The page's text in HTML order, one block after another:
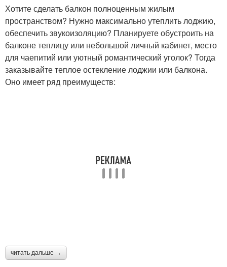
Хотите сделать балкон полноценным жилым
пространством? Нужно максимально утеплить лоджию,
обеспечить звукоизоляцию? Планируете обустроить на
балконе теплицу или небольшой личный кабинет, место
для чаепитий или уютный романтический уголок? Тогда
заказывайте теплое остекление лоджии или балкона.
Оно имеет ряд преимуществ:
читать дальше →